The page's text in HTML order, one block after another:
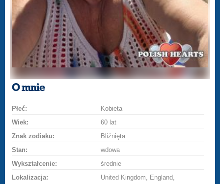
O mnie
Płeć:
Kobieta
Wiek:
60 lat
Znak zodiaku:
Bliźnięta
Stan:
wdowa
Wykształcenie:
średnie
Lokalizacja:
United Kingdom, England,